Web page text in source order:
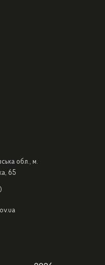
обл., м.
65